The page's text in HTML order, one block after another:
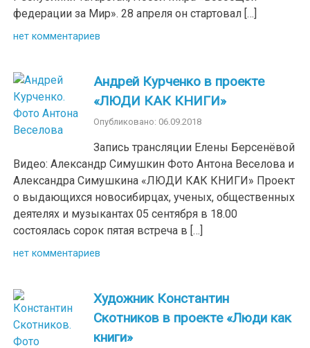
федерации за Мир». 28 апреля он стартовал […]
нет комментариев
Андрей Курченко в проекте
«ЛЮДИ КАК КНИГИ»
Опубликовано: 06.09.2018
Запись трансляции Елены Берсенёвой
Видео: Александр Симушкин Фото Антона Веселова и
Александра Симушкина «ЛЮДИ КАК КНИГИ» Проект
о выдающихся новосибирцах, ученых, общественных
деятелях и музыкантах 05 сентября в 18.00
состоялась сорок пятая встреча в […]
нет комментариев
Художник Константин
Скотников в проекте «Люди как
книги»